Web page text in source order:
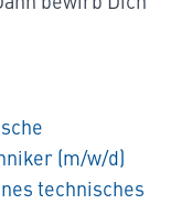
(m/w/d)
technisches